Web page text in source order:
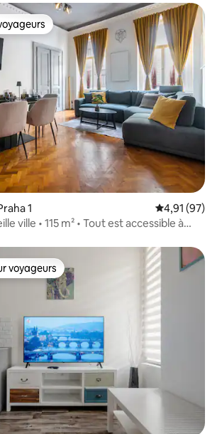
1 Évaluation
4,91 (97)
ville • 115 m² • Tout est accessible à
les plus appréciés
voyageurs